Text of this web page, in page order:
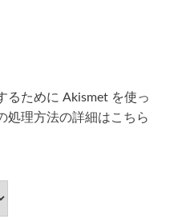
るために Akismet を使っ
処理方法の詳細はこちら